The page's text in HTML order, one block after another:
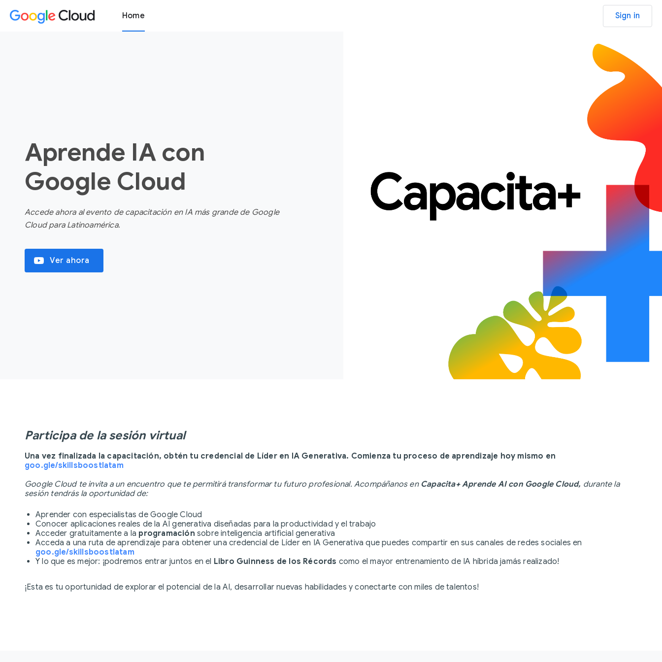
Home Sign in
Aprende IA con
Google Cloud
Accede ahora al evento de capacitación en IA más grande de Google
Cloud para Latinoamérica.
video_youtube Ver ahora
Participa de la sesión virtual
Una vez finalizada la capacitación, obtén tu credencial de Líder en IA Generativa. Comienza tu proceso de aprendizaje hoy mismo en
goo.gle/skillsboostlatam
Google Cloud te invita a un encuentro que te permitirá transformar tu futuro profesional. Acompáñanos en Capacita+ Aprende AI con Google Cloud, durante la
sesión tendrás la oportunidad de:
Aprender con especialistas de Google Cloud
Conocer aplicaciones reales de la AI generativa diseñadas para la productividad y el trabajo
Acceder gratuitamente a la programación sobre inteligencia artificial generativa
Acceda a una ruta de aprendizaje para obtener una credencial de Líder en IA Generativa que puedes compartir en sus canales de redes sociales en
goo.gle/skillsboostlatam
Y lo que es mejor: ¡podremos entrar juntos en el Libro Guinness de los Récords como el mayor entrenamiento de IA híbrida jamás realizado!
¡Esta es tu oportunidad de explorar el potencial de la AI, desarrollar nuevas habilidades y conectarte con miles de talentos!